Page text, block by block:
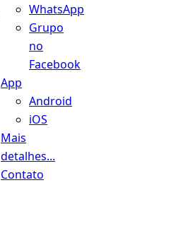
WhatsApp
Grupo
no
Facebook
App
Android
iOS
Mais
detalhes...
Contato